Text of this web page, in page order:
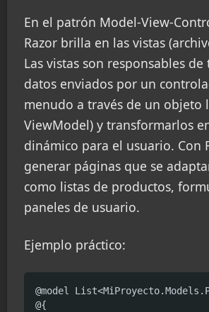
En el patrón Model-View-
Razor brilla en las vistas
Las vistas son responsables
datos enviados por un
menudo a través de un objeto
ViewModel) y transformarlos
dinámico para el usuario. Con
generar páginas que se
como listas de productos,
paneles de usuario.
Ejemplo práctico:
@model
@{